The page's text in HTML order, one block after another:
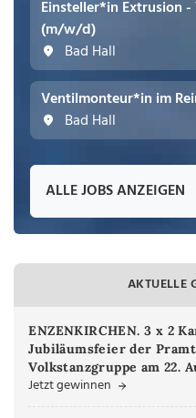
Einsteller*in Extrusion
(m/w/d)
Bad Hall
Ventilmonteur*in im
Bad Hall
ALLE JOBS ANZEIGEN
AKTUELLE
ENZENKIRCHEN. 3 x 2
Jubiläumsfeier der
Volkstanzgruppe am 22.
Jetzt gewinnen